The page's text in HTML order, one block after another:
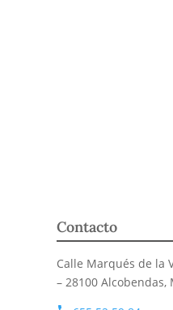
Contacto
Calle Marqués de la
– 28100 Alcobendas,